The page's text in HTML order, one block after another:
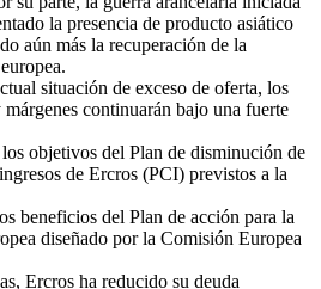
la presencia de producto asiático
aún más la recuperación de la
situación de exceso de oferta, los
continuarán bajo una fuerte
objetivos del Plan de disminución de
de Ercros (PCI) previstos a la
beneficios del Plan de acción para la
diseñado por la Comisión Europea
Ercros ha reducido su deuda